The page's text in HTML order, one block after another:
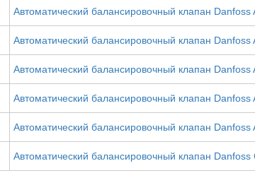
Автоматический балансировочный клапан
Автоматический балансировочный клапан
Автоматический балансировочный клапан Danfoss
Автоматический балансировочный клапан Danfoss
Автоматический балансировочный клапан Danfoss
Автоматический балансировочный клапан